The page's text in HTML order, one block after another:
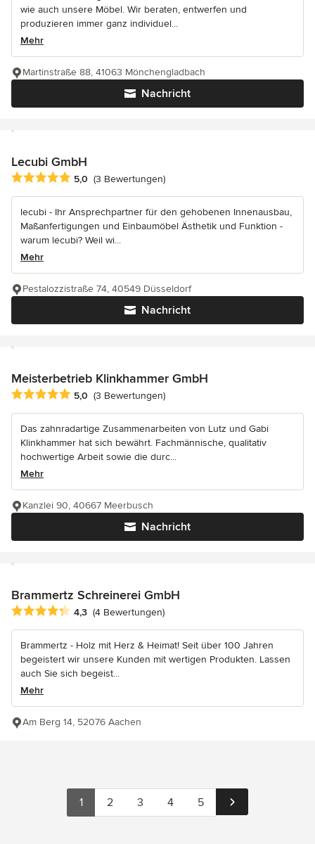
wie auch unsere Möbel. Wir beraten, entwerfen und
produzieren immer ganz individuel...
Mehr
Nachricht
Martinstraße 88, 41063 Mönchengladbach
Lecubi GmbH
Durchschnittliche Bewertung: 5 von 5 Sternen
5,0 (3 Bewertungen)
lecubi - Ihr Ansprechpartner für den gehobenen Innenausbau,
Maßanfertigungen und Einbaumöbel Ästhetik und Funktion -
warum lecubi? Weil wi...
Mehr
Nachricht
Pestalozzistraße 74, 40549 Düsseldorf
Meisterbetrieb Klinkhammer GmbH
Durchschnittliche Bewertung: 5 von 5 Sternen
5,0 (3 Bewertungen)
Das zahnradartige Zusammenarbeiten von Lutz und Gabi
Klinkhammer hat sich bewährt. Fachmännische, qualitativ
hochwertige Arbeit sowie die durc...
Mehr
Nachricht
Kanzlei 90, 40667 Meerbusch
Brammertz Schreinerei GmbH
Durchschnittliche Bewertung: 4.3 von 5 Sternen
4,3 (4 Bewertungen)
Brammertz - Holz mit Herz & Heimat! Seit über 100 Jahren
begeistert wir unsere Kunden mit wertigen Produkten. Lassen
auch Sie sich begeist...
Mehr
Am Berg 14, 52076 Aachen
1 2 3 4 5